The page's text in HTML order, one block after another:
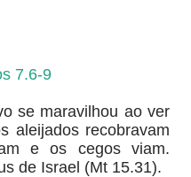
7.6-9
se maravilhou ao ver
aleijados recobravam
e os cegos viam.
de Israel (Mt 15.31).